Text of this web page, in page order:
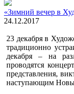
«Зимний вечер в
24.12.2017
23 декабря в
традиционно
декабря – на
проводятся
представления,
наступающим